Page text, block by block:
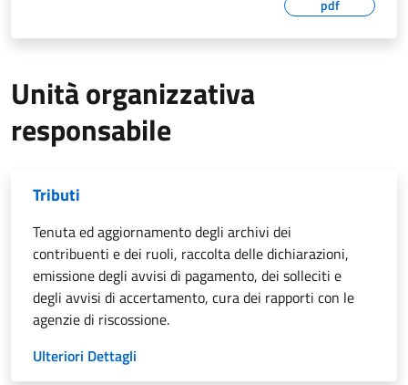
pdf
Unità organizzativa
responsabile
Tributi
Tenuta ed aggiornamento degli archivi dei
contribuenti e dei ruoli, raccolta delle dichiarazioni,
emissione degli avvisi di pagamento, dei solleciti e
degli avvisi di accertamento, cura dei rapporti con le
agenzie di riscossione.
Ulteriori Dettagli